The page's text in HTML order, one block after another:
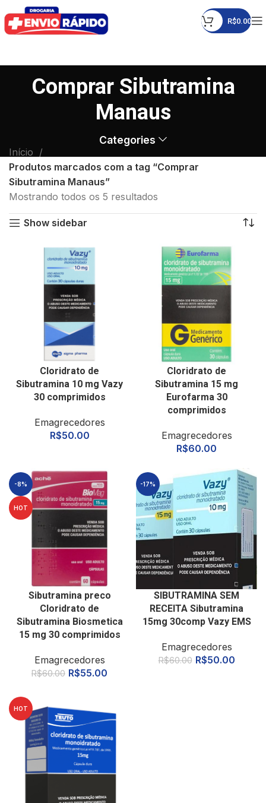
R$0.00
Comprar Sibutramina
Manaus
Categories
Início
Produtos marcados com a tag “Comprar
Sibutramina Manaus”
Mostrando todos os 5 resultados
Show sidebar
Cloridrato de
Sibutramina 10 mg Vazy
30 comprimidos
Emagrecedores
R$50.00
Cloridrato de
Sibutramina 15 mg
Eurofarma 30
comprimidos
Emagrecedores
R$60.00
-8%
HOT
Sibutramina preco
Cloridrato de
Sibutramina Biosmetica
15 mg 30 comprimidos
Emagrecedores
R$60.00 R$55.00
-17%
SIBUTRAMINA SEM
RECEITA Sibutramina
15mg 30comp Vazy EMS
Emagrecedores
R$60.00 R$50.00
HOT